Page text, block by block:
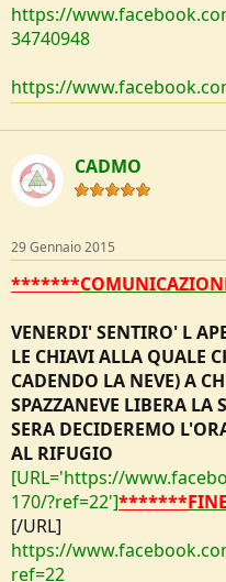
https://
34740948
https://
CADMO
29 Gennaio 2015
*******
VENERDI' SENTIRO' L
LE CHIAVI ALLA QUALE
CADENDO LA NEVE) A
SPAZZANEVE LIBERA LA
SERA DECIDEREMO
AL RIFUGIO
[URL='https://
170/?ref=22']*******
[/URL]
https://
ref=22